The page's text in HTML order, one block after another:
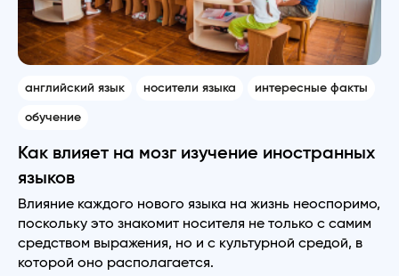
английский язык носители языка интересные факты
обучение
Как влияет на мозг изучение иностранных
языков
Влияние каждого нового языка на жизнь неоспоримо,
поскольку это знакомит носителя не только с самим
средством выражения, но и с культурной средой, в
которой оно располагается.